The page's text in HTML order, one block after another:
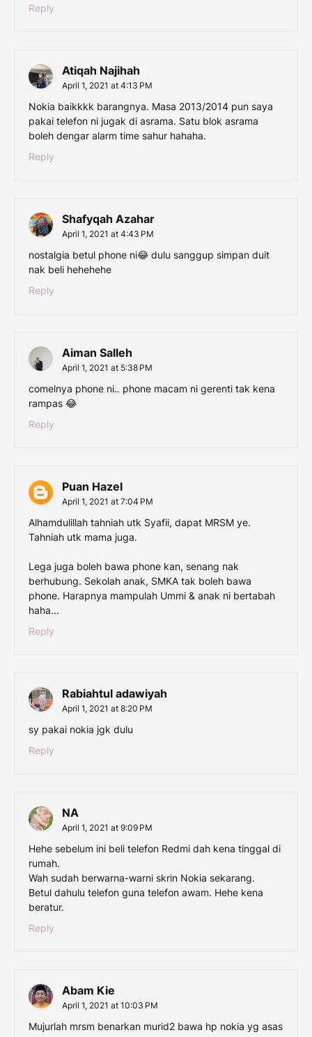
Reply
Atiqah Najihah
April 1, 2021 at 4:13 PM
Nokia baikkkk barangnya. Masa 2013/2014 pun saya
pakai telefon ni jugak di asrama. Satu blok asrama
boleh dengar alarm time sahur hahaha.
Reply
Shafyqah Azahar
April 1, 2021 at 4:43 PM
nostalgia betul phone ni😂 dulu sanggup simpan duit
nak beli hehehehe
Reply
Aiman Salleh
April 1, 2021 at 5:38 PM
comelnya phone ni.. phone macam ni gerenti tak kena
rampas 😂
Reply
Puan Hazel
April 1, 2021 at 7:04 PM
Alhamdulillah tahniah utk Syafii, dapat MRSM ye.
Tahniah utk mama juga.
Lega juga boleh bawa phone kan, senang nak
berhubung. Sekolah anak, SMKA tak boleh bawa
phone. Harapnya mampulah Ummi & anak ni bertabah
haha...
Reply
Rabiahtul adawiyah
April 1, 2021 at 8:20 PM
sy pakai nokia jgk dulu
Reply
NA
April 1, 2021 at 9:09 PM
Hehe sebelum ini beli telefon Redmi dah kena tinggal di
rumah.
Wah sudah berwarna-warni skrin Nokia sekarang.
Betul dahulu telefon guna telefon awam. Hehe kena
beratur.
Reply
Abam Kie
April 1, 2021 at 10:03 PM
Mujurlah mrsm benarkan murid2 bawa hp nokia yg asas